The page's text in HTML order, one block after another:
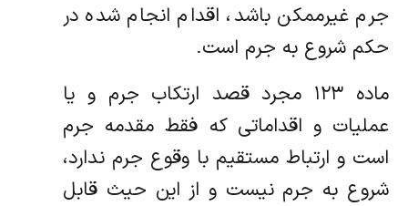
جرم غیرممکن باشد، اقدام انجام شده در
حکم شروع به جرم است.
ماده ۱۲۳ مجرد قصد ارتکاب جرم و یا
عملیات و اقداماتی که فقط مقدمه جرم
است و ارتباط مستقیم با وقوع جرم ندارد،
شروع به جرم نیست و از این حیث قابل